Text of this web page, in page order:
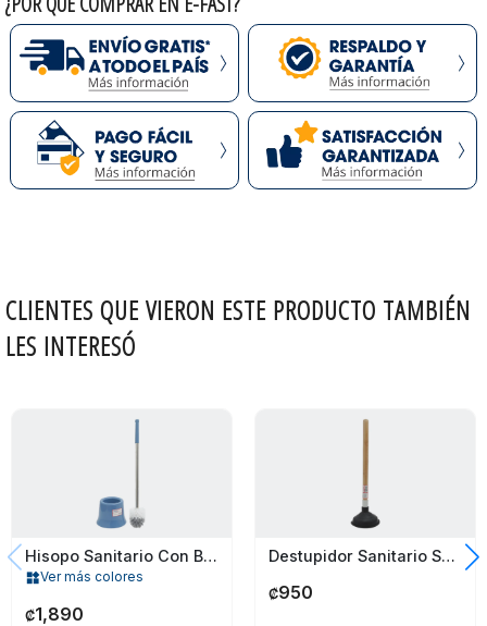
CLIENTES QUE VIERON ESTE PRODUCTO TAMBIÉN
LES INTERESÓ
Hisopo Sanitario Con Base Deluxe Santa Elena Azul
widgetsVer más colores
₡1,890
Destupidor Sanitario Santa Elena
₡950